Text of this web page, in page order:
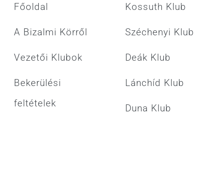
Főoldal
A Bizalmi Körről
Vezetői Klubok
Bekerülési
feltételek
Kossuth Klub
Széchenyi Klub
Deák Klub
Lánchíd Klub
Duna Klub